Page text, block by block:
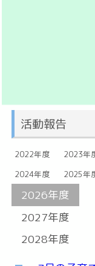
活動報告
2022年度
2023年
2024年度
2025年
2026年度
2027年度
2028年度